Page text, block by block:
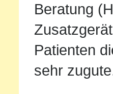
Beratung
Patienten
sehr